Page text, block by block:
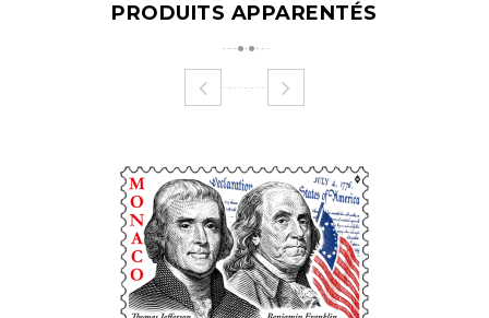
PRODUITS APPARENTÉS